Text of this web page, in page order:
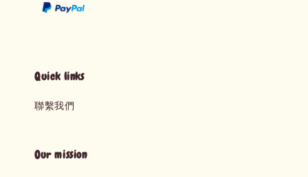
Quick links
聯繫我們
Our mission